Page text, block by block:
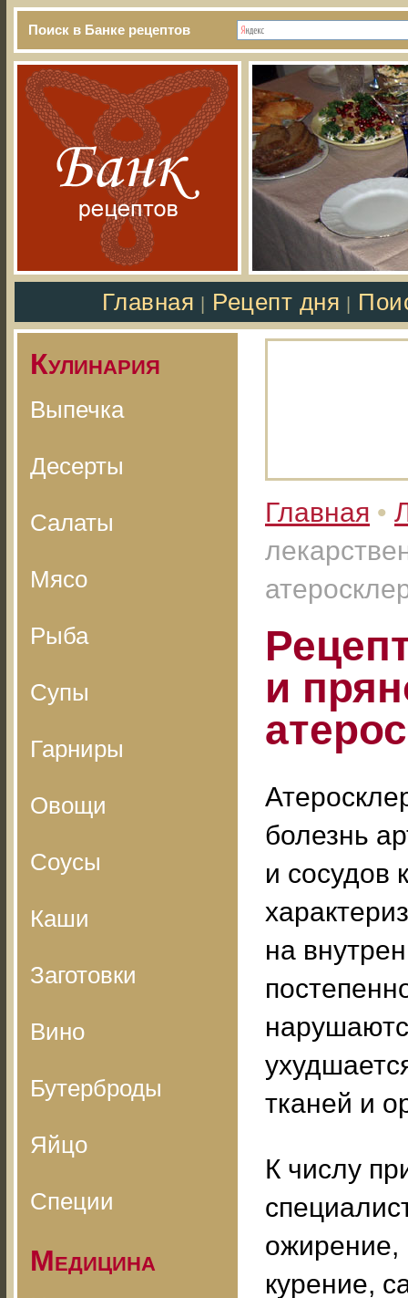
Поиск в Банке рецептов
Главная Рецепт дня
Кулинария
Выпечка
Десерты
Салаты
Мясо
Рыба
Супы
Гарниры
Овощи
Соусы
Каши
Заготовки
Вино
Бутерброды
Яйцо
Специи
Медицина
Главная •
и
болезнь
и сосудов
на
тканей и
К числу
ожирение,
курение,